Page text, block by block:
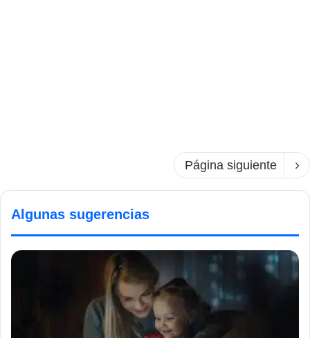
Página siguiente
Algunas sugerencias